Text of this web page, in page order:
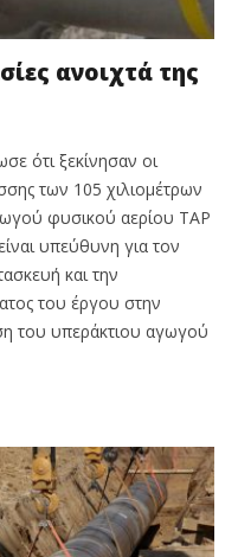
ανοιχτά της
ότι ξεκίνησαν οι
των 105 χιλιομέτρων
φυσικού αερίου TAP
υπεύθυνη για τον
και την
του έργου στην
του υπεράκτιου αγωγού